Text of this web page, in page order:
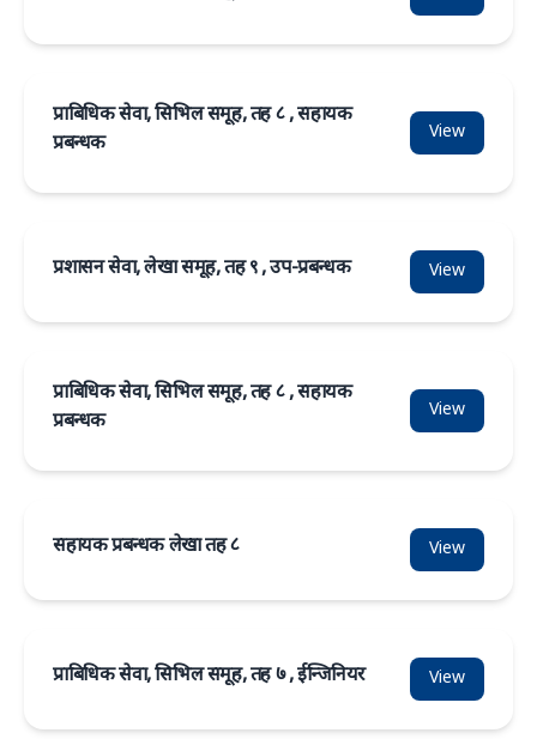
प्राबिधिक सेवा, सिभिल समूह, तह ८ , सहायक
प्रबन्धक
View
प्रशासन सेवा, लेखा समूह, तह ९ , उप-प्रबन्धक View
प्राबिधिक सेवा, सिभिल समूह, तह ८ , सहायक
प्रबन्धक
View
सहायक प्रबन्धक लेखा तह ८ View
प्राबिधिक सेवा, सिभिल समूह, तह ७ , ईन्जिनियर View